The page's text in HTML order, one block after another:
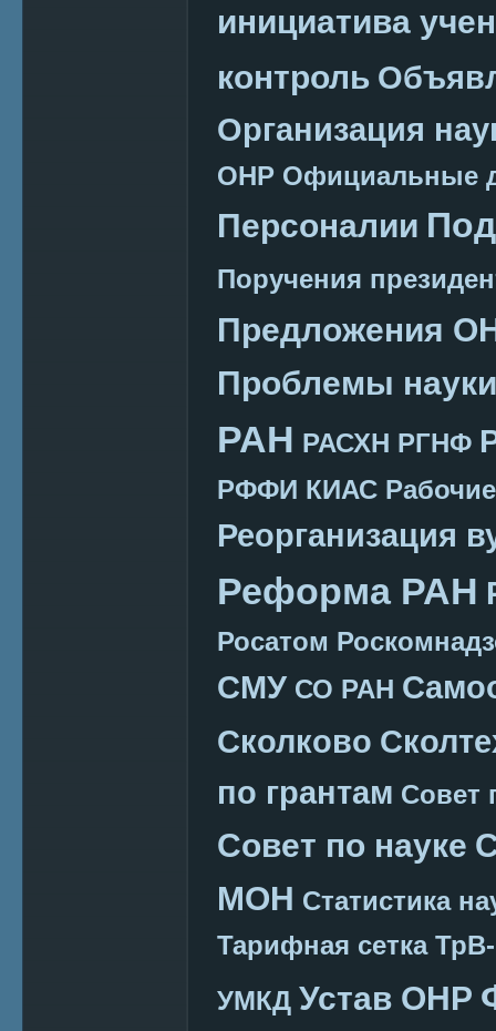
инициатива
контроль
Организация
ОНР Официальные
Персоналии
Поручения
Предложения
Проблемы науки
РАН РАСХН РГНФ
РФФИ КИАС
Реорганизация
Реформа РАН
Росатом
СМУ СО РАН
Сколково
по грантам Совет
Совет по науке
МОН Статистика
Тарифная сетка
УМКД Устав ОНР